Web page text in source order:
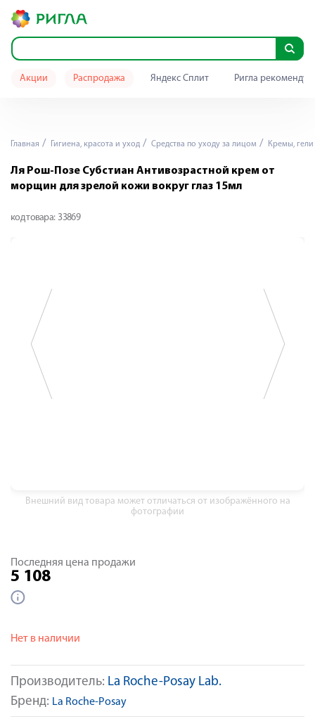
Акции Распродажа Яндекс Сплит Ригла
Главная Гигиена, красота и уход Средства по уходу за лицом Кремы,
Ля Рош-Позе Субстиан Антивозрастной крем от
морщин для зрелой кожи вокруг глаз 15мл
код товара: 33869
Внешний вид товара может отличаться от изображённого на
фотографии
Производитель: La Roche-Posay Lab.
Бренд: La Roche-Posay
Последняя цена продажи
5 108
Нет в наличии